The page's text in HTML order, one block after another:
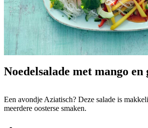
Noedelsalade met mango en
Een avondje Aziatisch? Deze salade is
meerdere oosterse smaken.